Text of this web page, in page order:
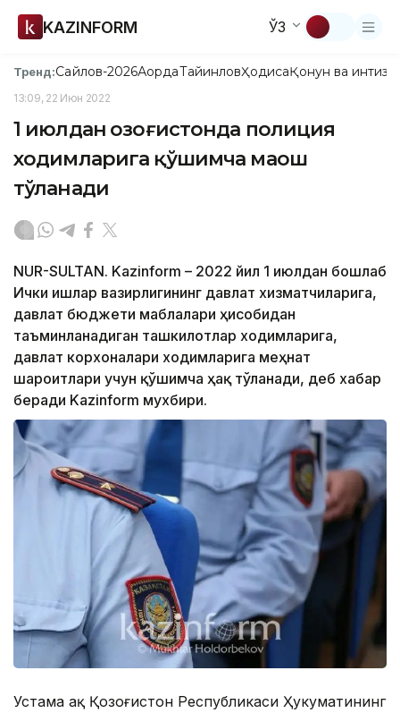
KAZINFORM ЎЗ
Тренд:Сайлов-2026АқордаТайинловҲодисаҚонун ва
13:09, 22 Июн 2022
1 июлдан Қозоғистонда полиция
ходимларига қўшимча маош
тўланади
NUR-SULTAN. Kazinform – 2022 йил 1 июлдан бошлаб
Ички ишлар вазирлигининг давлат хизматчиларига,
давлат бюджети маблағлари ҳисобидан
таъминланадиган ташкилотлар ходимларига,
давлат корхоналари ходимларига меҳнат
шароитлари учун қўшимча ҳақ тўланади, деб хабар
беради Kazinform мухбири.
Устама ҳақ Қозоғистон Республикаси Ҳукуматининг